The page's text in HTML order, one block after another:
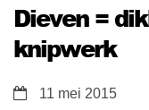
Dieven =
knipwerk
11 mei 2015